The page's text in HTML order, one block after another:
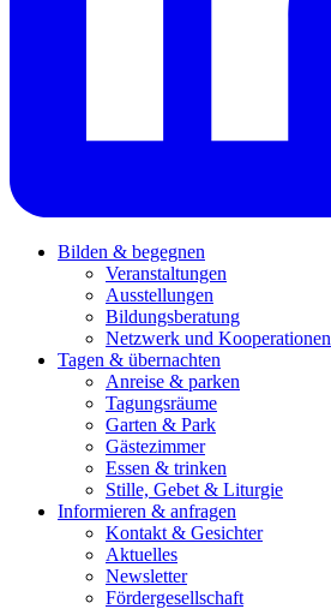
Bilden & begegnen
Veranstaltungen
Ausstellungen
Bildungsberatung
Netzwerk und Kooperationen
Tagen & übernachten
Anreise & parken
Tagungsräume
Garten & Park
Gästezimmer
Essen & trinken
Stille, Gebet & Liturgie
Informieren & anfragen
Kontakt & Gesichter
Aktuelles
Newsletter
Fördergesellschaft